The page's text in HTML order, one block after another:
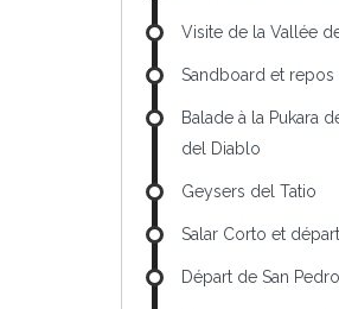
Visite de la Vallée
Sandboard et repos
Balade à la Pukara
del Diablo
Geysers del Tatio
Salar Corto et départ
Départ de San